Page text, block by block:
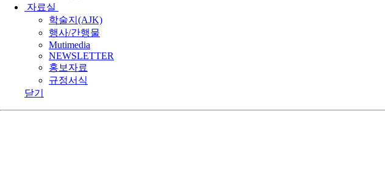
자료실
학술지(AJK)
행사/간행물
Mutimedia
NEWSLETTER
홍보자료
규정서식
닫기